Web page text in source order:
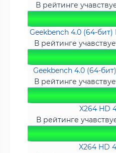
В рейтинге
Geekbench 4.0 (64-
В рейтинге
Geekbench 4.0 (64-
В рейтинге
X264 HD
В рейтинге
X264 HD